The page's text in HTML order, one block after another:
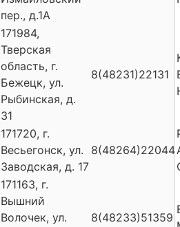
пер., д.1А
171984,
Тверская
область, г.
Бежецк, ул.
Рыбинская, д.
31
8(48231)22131
171720, г.
Весьегонск, ул.
Заводская, д. 17
8(48264)22044
171163, г.
Вышний
Волочек, ул.
8(48233)51359